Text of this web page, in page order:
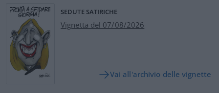
SEDUTE SATIRICHE
Vignetta del 07/08/2026
Vai all'archivio delle vignette